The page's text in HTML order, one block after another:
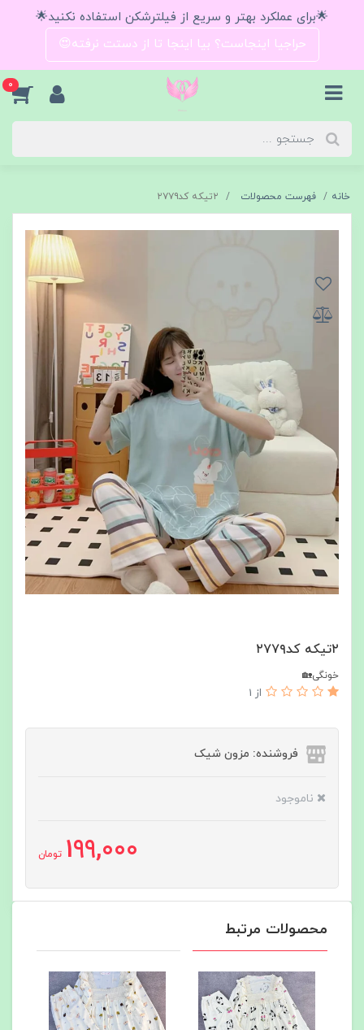
🌟برای عملکرد بهتر و سریع از فیلترشکن استفاده نکنید🌟
حراجیا اینجاست؟ بیا اینجا تا از دستت نرفته😍
0
خانه فهرست محصولات ۲تیکه کد۲۷۷۹
۲تیکه کد۲۷۷۹
خونگی🏡
از 1
فروشنده: مزون شیک
ناموجود
199,000 تومان
محصولات مرتبط